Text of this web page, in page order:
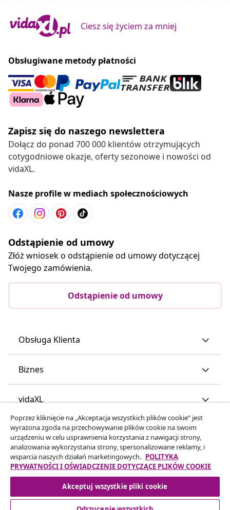
Ciesz się życiem za mniej
Obsługiwane metody płatności
Zapisz się do naszego newslettera
Dołącz do ponad 700 000 klientów otrzymujących
cotygodniowe okazje, oferty sezonowe i nowości od
vidaXL.
Nasze profile w mediach społecznościowych
Odstąpienie od umowy
Złóż wniosek o odstąpienie od umowy dotyczącej
Twojego zamówienia.
Odstąpienie od umowy
Obsługa Klienta
Biznes
vidaXL
Odkryj więcej
Poprzez kliknięcie na „Akceptacja wszystkich plików cookie” jest
wyrażona zgoda na przechowywanie plików cookie na swoim
urządzeniu w celu usprawnienia korzystania z nawigacji strony,
analizowania wykorzystania strony, spersonalizowane reklamy, i
wsparcia naszych działań marketingowych. POLITYKA
PRYWATNOŚCI I OŚWIADCZENIE DOTYCZĄCE PLIKÓW COOKIE
Akceptuj wszystkie pliki cookie